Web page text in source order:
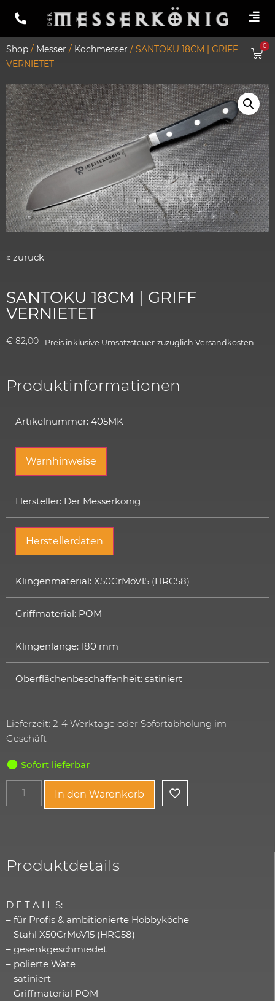
0
Shop / Messer / Kochmesser / SANTOKU 18CM | GRIFF
VERNIETET
« zurück
SANTOKU 18CM | GRIFF
VERNIETET
€ 82,00 Preis inklusive Umsatzsteuer zuzüglich Versandkosten.
Produktinformationen
Artikelnummer: 405MK
Warnhinweise
Hersteller: Der Messerkönig
Herstellerdaten
Klingenmaterial: X50CrMoV15 (HRC58)
Griffmaterial: POM
Klingenlänge: 180 mm
Oberflächenbeschaffenheit: satiniert
Lieferzeit: 2-4 Werktage oder Sofortabholung im
Geschäft
Sofort lieferbar
In den Warenkorb
Produktdetails
D E T A I L S:
– für Profis & ambitionierte Hobbyköche
– Stahl X50CrMoV15 (HRC58)
– gesenkgeschmiedet
– polierte Wate
– satiniert
– Griffmaterial POM